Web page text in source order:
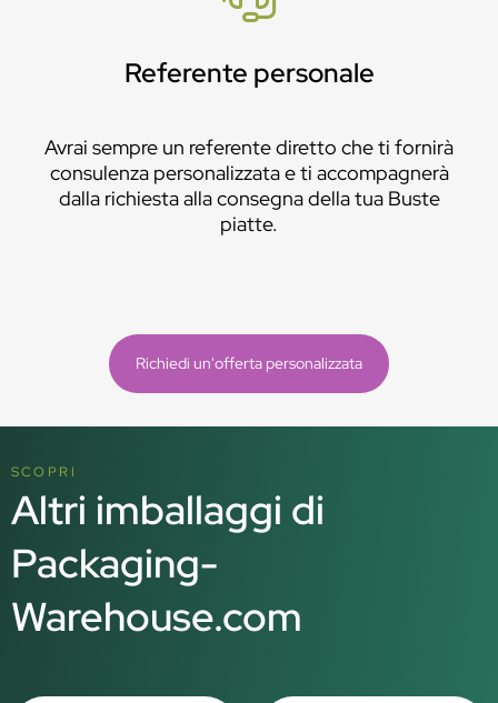
Referente personale
Avrai sempre un referente diretto che ti fornirà
consulenza personalizzata e ti accompagnerà
dalla richiesta alla consegna della tua Buste
piatte.
Richiedi un'offerta personalizzata
SCOPRI
Altri imballaggi di
Packaging-
Warehouse.com